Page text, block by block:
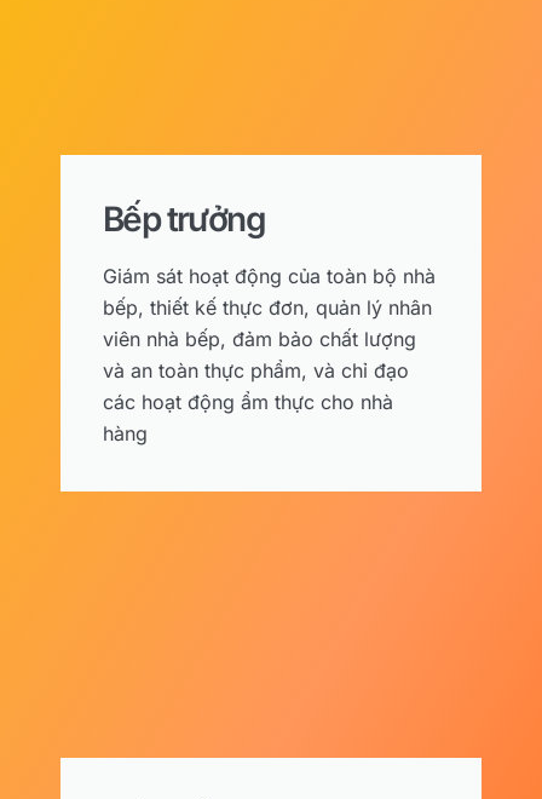
Bếp trưởng
Giám sát hoạt động của toàn bộ nhà
bếp, thiết kế thực đơn, quản lý nhân
viên nhà bếp, đảm bảo chất lượng
và an toàn thực phẩm, và chỉ đạo
các hoạt động ẩm thực cho nhà
hàng